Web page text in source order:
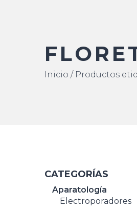
Inicio / Productos
CATEGORÍAS
Aparatología
Electroporadores